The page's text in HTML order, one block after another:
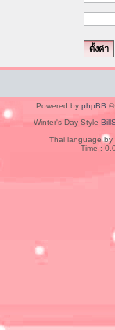
Powered by phpBB ©
Winter's Day Style
Thai language by
Time :